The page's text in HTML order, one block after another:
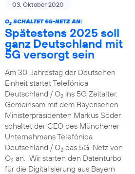
03. Oktober 2020
O2SCHALTET 5G-NETZ AN:
Spätestens 2025 soll
ganz Deutschland mit
5G versorgt sein
Am 30. Jahrestag der Deutschen
Einheit startet Telefónica
Deutschland / O2ins 5G Zeitalter.
Gemeinsam mit dem Bayerischen
Ministerpräsidenten Markus Söder
schaltet der CEO des Münchener
Unternehmens Telefónica
Deutschland / O2das 5G-Netz von
O2an. „Wir starten den Datenturbo
für die Digitalisierung aus Bayern